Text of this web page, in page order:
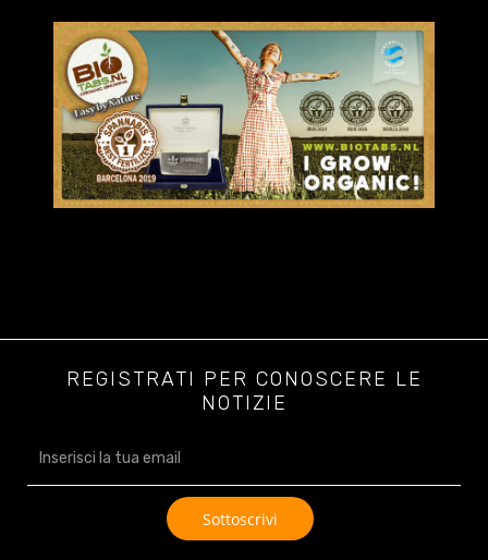
REGISTRATI PER CONOSCERE LE
NOTIZIE